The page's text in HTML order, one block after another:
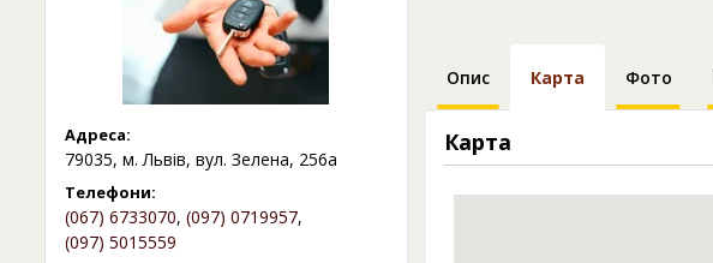
Адреса:
79035, м. Львів, вул. Зелена, 256а
Телефони:
(067) 6733070, (097) 0719957,
(097) 5015559
Опис Карта Фото
Карта